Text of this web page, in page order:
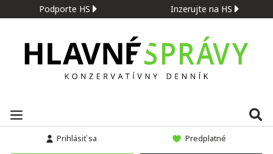
Podporte HS Inzerujte na HS
Prihlásiť sa Predplatné